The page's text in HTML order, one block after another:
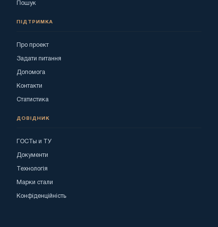
Пошук
ПІДТРИМКА
Про проект
Задати питання
Допомога
Контакти
Статистика
ДОВІДНИК
ГОСТы и ТУ
Документи
Технологія
Марки стали
Конфіденційність